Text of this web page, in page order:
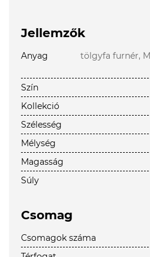
Jellemzők
Anyag
tölgyfa furnér,
Szín
Kollekció
Szélesség
Mélység
Magasság
Súly
Csomag
Csomagok száma